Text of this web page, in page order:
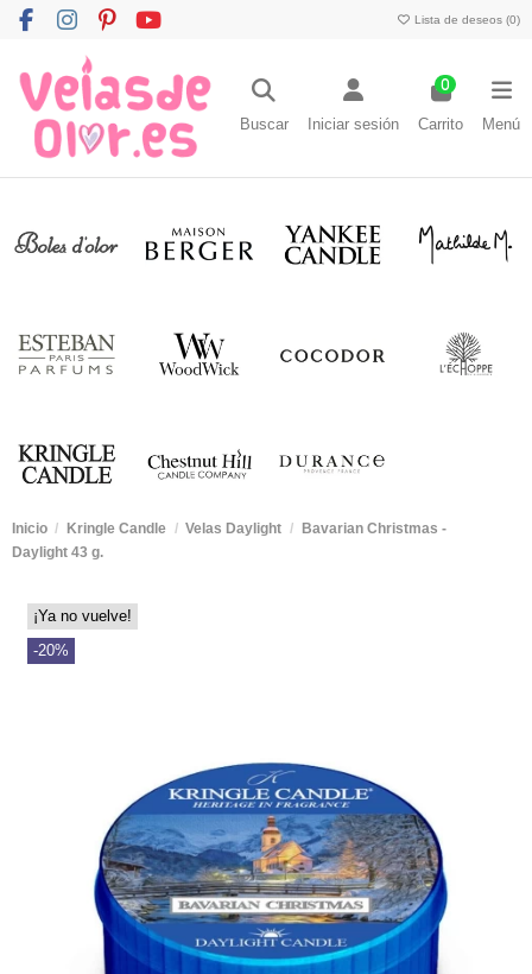
Lista de deseos (0)
Buscar Iniciar sesión
0
Carrito Menú
Inicio Kringle Candle Velas Daylight
Bavarian Christmas -
Daylight 43 g.
¡Ya no vuelve!
-20%